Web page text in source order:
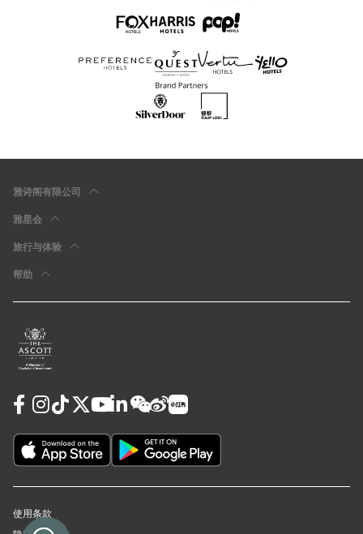
雅诗阁有限公司
雅星会
旅行与体验
帮助
使用条款